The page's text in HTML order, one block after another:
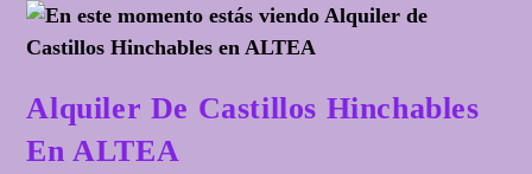
Alquiler De Castillos Hinchables
En ALTEA